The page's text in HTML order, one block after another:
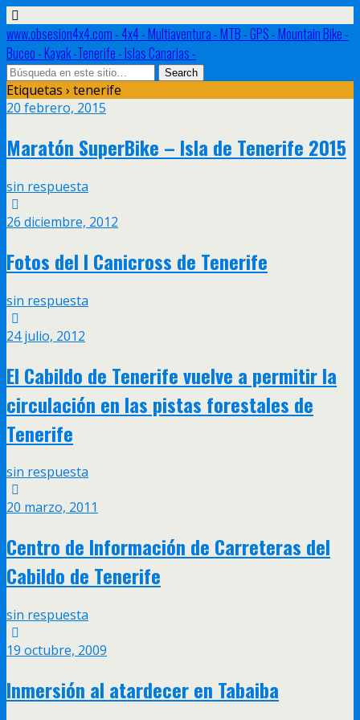
www.obsesion4x4.com - 4x4 - Multiaventura - MTB - GPS - Mountain Bike -
Buceo - Kayak -Tenerife - Islas Canarias -
Etiquetas › tenerife
20 febrero, 2015
Maratón SuperBike – Isla de Tenerife 2015
sin respuesta
26 diciembre, 2012
Fotos deI I Canicross de Tenerife
sin respuesta
24 julio, 2012
El Cabildo de Tenerife vuelve a permitir la
circulación en las pistas forestales de
Tenerife
sin respuesta
20 marzo, 2011
Centro de Información de Carreteras del
Cabildo de Tenerife
sin respuesta
19 octubre, 2009
Inmersión al atardecer en Tabaiba